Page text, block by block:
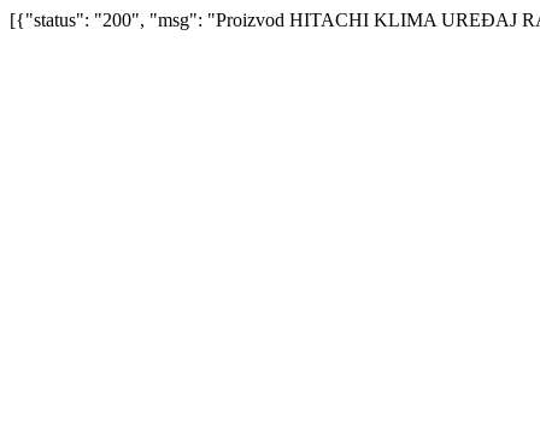
[{"status": "200", "msg": "Proizvod HITACHI KLIMA UREĐAJ